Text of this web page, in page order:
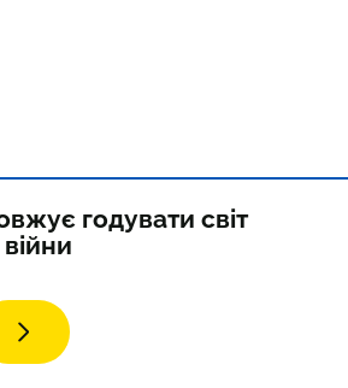
годувати світ
війни